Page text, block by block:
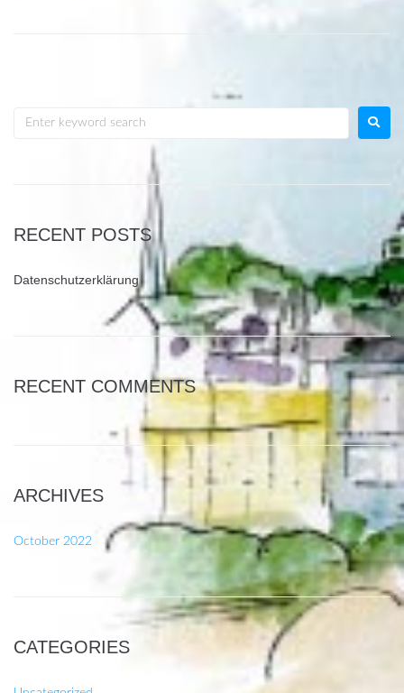
RECENT POSTS
Datenschutzerklärung
RECENT COMMENTS
ARCHIVES
October 2022
CATEGORIES